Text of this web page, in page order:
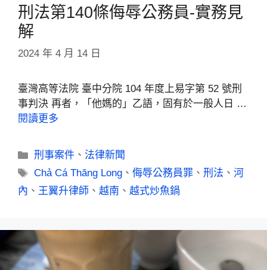
刑法第140條侮辱公務員-實務見
解
2024 年 4 月 14 日
臺灣高等法院 臺中分院 104 年度上易字第 52 號刑
事判決 再者，「他媽的」乙語，固有於一般人日 …
閱讀更多
刑事案件 、 法律新聞
Chả Cá Thăng Long 、侮辱公務員罪 、刑法 、河
內 、 王翼升律師 、 越南 、 越式炒魚鍋